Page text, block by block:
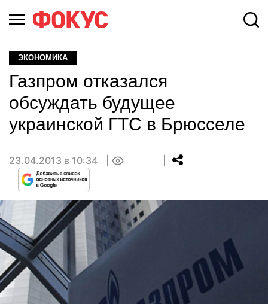
ЭКОНОМИКА
Газпром отказался
обсуждать будущее
украинской ГТС в Брюсселе
23.04.2013 в 10:34